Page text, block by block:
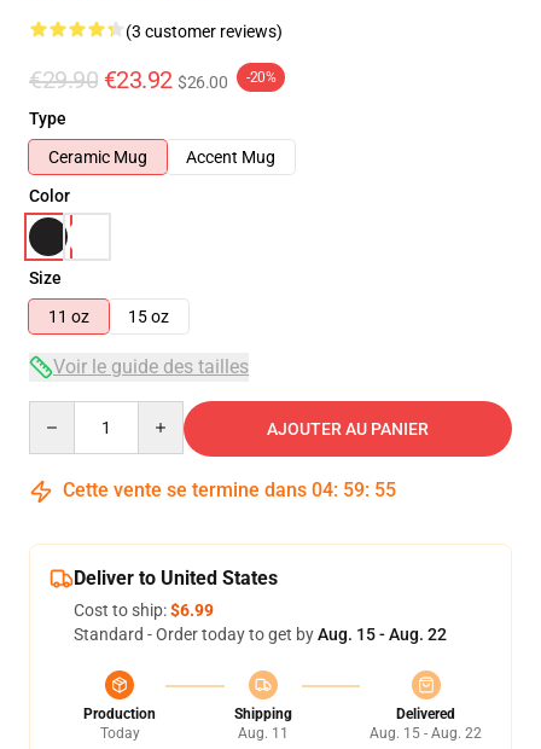
(3 customer reviews)
€29.90 €23.92 $26.00 -20%
Type
Ceramic Mug
Accent Mug
Color
Size
11 oz
15 oz
Voir le guide des tailles
AJOUTER AU PANIER
Cette vente se termine dans 04: 59: 54
Deliver to United States
Cost to ship:$6.99
Standard - Order today to get byAug. 15 - Aug. 22
Production
Today
Shipping
Aug. 11
Delivered
Aug. 15 - Aug. 22